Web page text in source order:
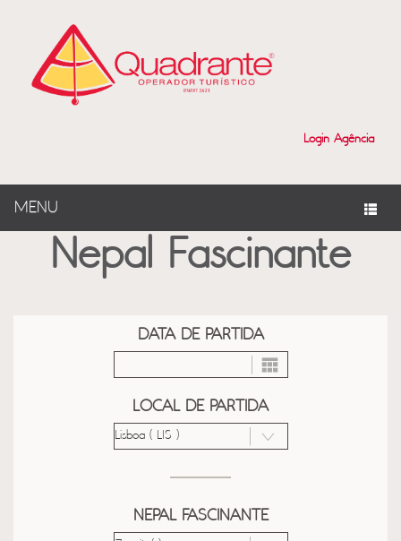
Login Agência
MENU
Nepal Fascinante
DATA DE PARTIDA
LOCAL DE PARTIDA
NEPAL FASCINANTE